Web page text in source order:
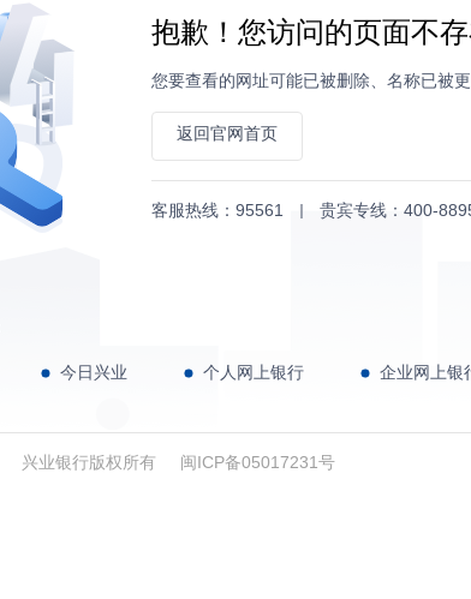
抱歉！您访问的页面不
您要查看的网址可能已被删除、名称已被
返回官网首页
客服热线：95561 贵宾专线：400-
今日兴业 个人网上银行 企业网上银
兴业银行版权所有 闽ICP备05017231号